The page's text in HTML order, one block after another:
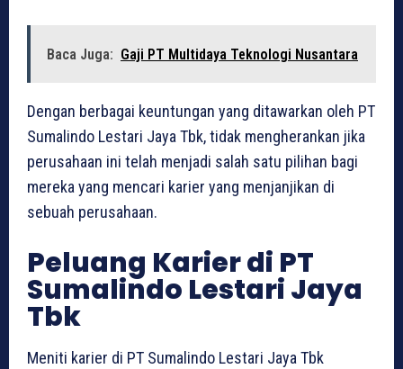
Baca Juga: Gaji PT Multidaya Teknologi Nusantara
Dengan berbagai keuntungan yang ditawarkan oleh PT
Sumalindo Lestari Jaya Tbk, tidak mengherankan jika
perusahaan ini telah menjadi salah satu pilihan bagi
mereka yang mencari karier yang menjanjikan di
sebuah perusahaan.
Peluang Karier di PT
Sumalindo Lestari Jaya
Tbk
Meniti karier di PT Sumalindo Lestari Jaya Tbk